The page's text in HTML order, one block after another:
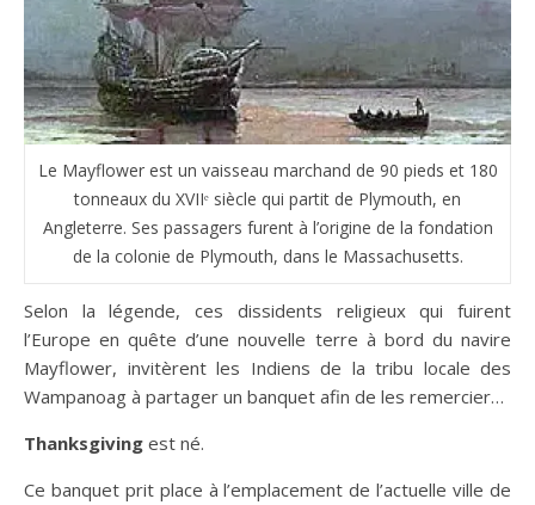
Le Mayflower est un vaisseau marchand de 90 pieds et 180
tonneaux du XVIIᵉ siècle qui partit de Plymouth, en
Angleterre. Ses passagers furent à l’origine de la fondation
de la colonie de Plymouth, dans le Massachusetts.
Selon la légende, ces dissidents religieux qui fuirent
l’Europe en quête d’une nouvelle terre à bord du navire
Mayflower, invitèrent les Indiens de la tribu locale des
Wampanoag à partager un banquet afin de les remercier…
Thanksgiving est né.
Ce banquet prit place à l’emplacement de l’actuelle ville de